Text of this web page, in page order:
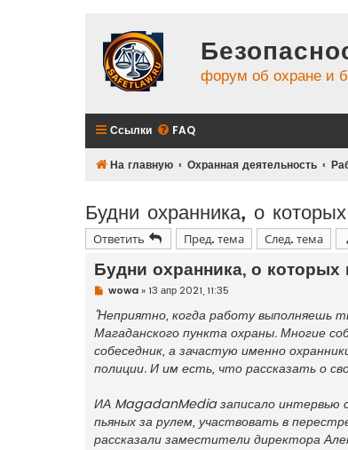
форум об охране и
Ссылки FAQ
На главную Охранная деятельность
Будни охранника, о
Ответить Пред. тема След. тема
Будни охранника, о
Н
п
р
о
ч
и
т
н
е
с
wowa» 13 апр 2021, 11:35
"Неприятно, когда работу выполняешь
Магаданского пункта охраны. Многие
собеседник, а зачастую именно
полиции. И им есть, что рассказать о
ИА MagadanMedia записало интервью
пьяных за рулем, участвовать в
рассказали заместители директора